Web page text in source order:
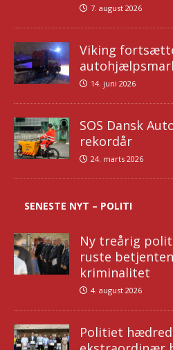
7. august 2026
Viking
14. juni 2026
SOS Dansk
rekordår
24. marts 2026
SENESTE NYT – POLITI
Ny treårig
ruste
kriminalitet
4. august 2026
Politiet